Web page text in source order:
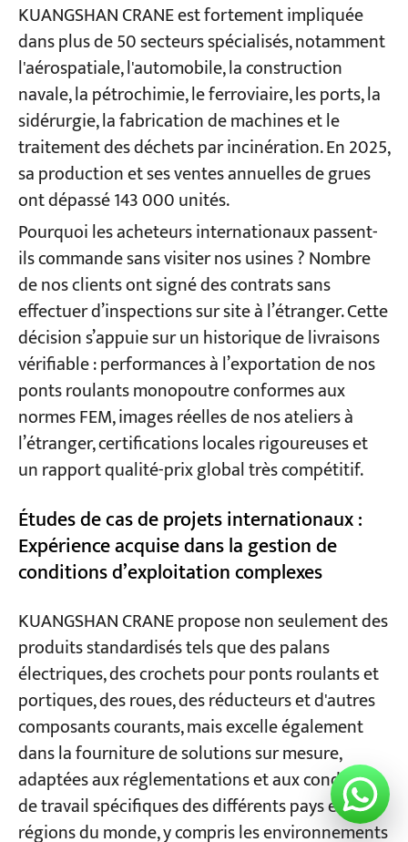
KUANGSHAN CRANE est fortement impliquée
dans plus de 50 secteurs spécialisés, notamment
l'aérospatiale, l'automobile, la construction
navale, la pétrochimie, le ferroviaire, les ports, la
sidérurgie, la fabrication de machines et le
traitement des déchets par incinération. En 2025,
sa production et ses ventes annuelles de grues
ont dépassé 143 000 unités.
Pourquoi les acheteurs internationaux passent-
ils commande sans visiter nos usines ? Nombre
de nos clients ont signé des contrats sans
effectuer d’inspections sur site à l’étranger. Cette
décision s’appuie sur un historique de livraisons
vérifiable : performances à l’exportation de nos
ponts roulants monopoutre conformes aux
normes FEM, images réelles de nos ateliers à
l’étranger, certifications locales rigoureuses et
un rapport qualité-prix global très compétitif.
Études de cas de projets internationaux :
Expérience acquise dans la gestion de
conditions d’exploitation complexes
KUANGSHAN CRANE propose non seulement des
produits standardisés tels que des palans
électriques, des crochets pour ponts roulants et
portiques, des roues, des réducteurs et d'autres
composants courants, mais excelle également
dans la fourniture de solutions sur mesure,
adaptées aux réglementations et aux conditions
de travail spécifiques des différents pays et
régions du monde, y compris les environnements